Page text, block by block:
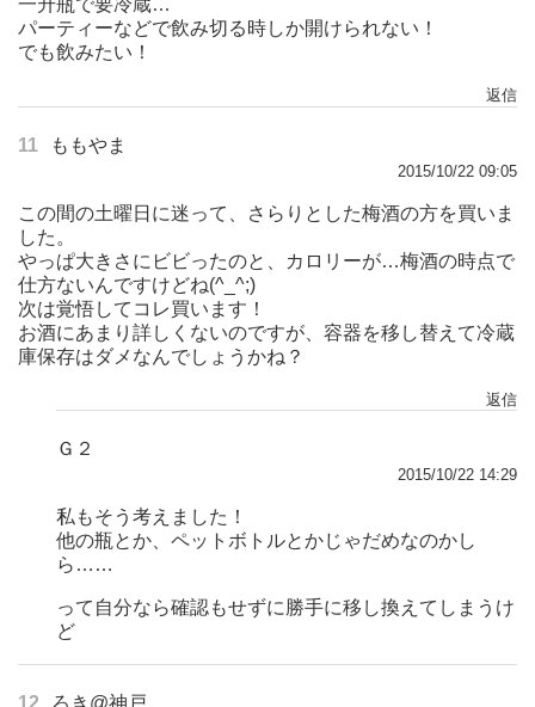
パーティーなどで飲み切る時しか開けられない！
でも飲みたい！
返信
11 ももやま
2015/10/22 09:05
この間の土曜日に迷って、さらりとした梅酒の方を買いま
した。
やっぱ大きさにビビったのと、カロリーが…梅酒の時点で
仕方ないんですけどね(^_^;)
次は覚悟してコレ買います！
お酒にあまり詳しくないのですが、容器を移し替えて冷蔵
庫保存はダメなんでしょうかね？
返信
Ｇ２
2015/10/22 14:29
私もそう考えました！
他の瓶とか、ペットボトルとかじゃだめなのかし
ら……
って自分なら確認もせずに勝手に移し換えてしまうけ
ど
12 ろき@神戸